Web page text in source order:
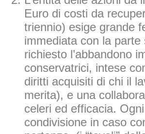
Euro di costi da
triennio) esige grande
immediata con la
richiesto l’abbandono
conservatrici, intese
diritti acquisiti di chi il
merita), e una
celeri ed efficacia.
condivisione in caso